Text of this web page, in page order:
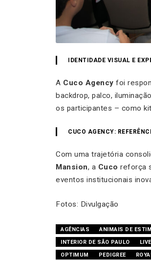
IDENTIDADE VISUAL E
A Cuco Agency foi
backdrop, palco,
os participantes – como
CUCO AGENCY:
Com uma trajetória
Mansion, a Cuco reforça
eventos institucionais
Fotos: Divulgação
AGÊNCIAS ANIMAIS DE
INTERIOR DE SÃO PAULO
OPTIMUM
PEDIGREE